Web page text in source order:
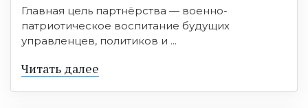
Главная цель партнёрства — военно-
патриотическое воспитание будущих
управленцев, политиков и ...
Читать далее